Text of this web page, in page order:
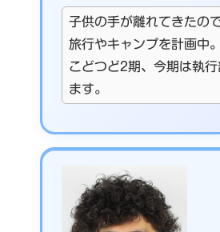
子供の手が離れてきたの
旅行やキャンプを計画中
こどつど2期、今期は執行
ます。